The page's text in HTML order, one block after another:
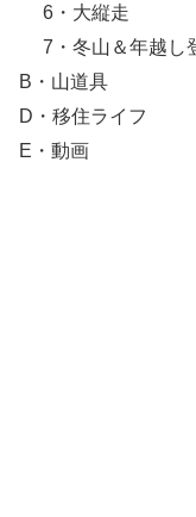
6・大縦走
7・冬山＆年越し
B・山道具
D・移住ライフ
E・動画